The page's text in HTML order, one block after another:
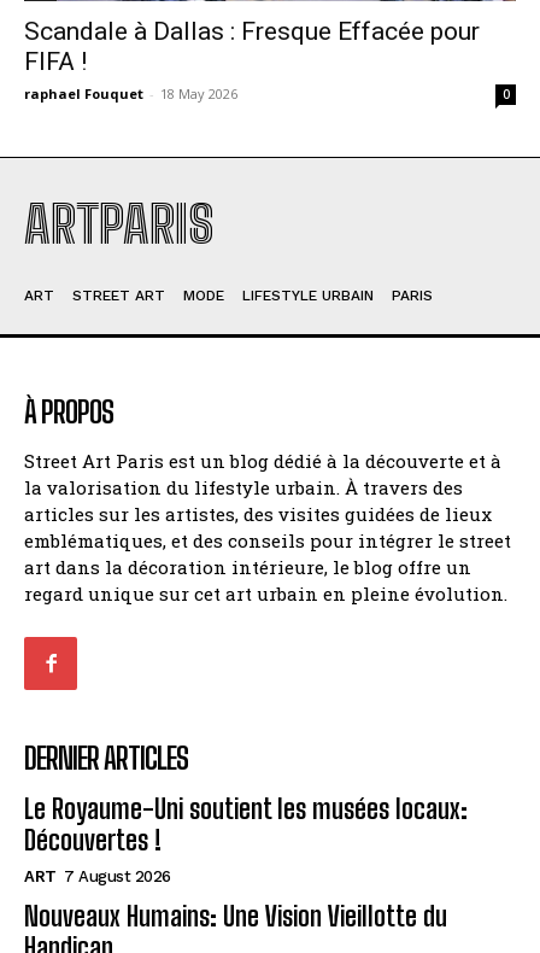
Scandale à Dallas : Fresque Effacée pour
FIFA !
raphael Fouquet - 18 May 2026 0
ARTPARIS
ART STREET ART MODE LIFESTYLE URBAIN PARIS
À PROPOS
Street Art Paris est un blog dédié à la découverte et à
la valorisation du lifestyle urbain. À travers des
articles sur les artistes, des visites guidées de lieux
emblématiques, et des conseils pour intégrer le street
art dans la décoration intérieure, le blog offre un
regard unique sur cet art urbain en pleine évolution.
DERNIER ARTICLES
Le Royaume-Uni soutient les musées locaux:
Découvertes !
ART 7 August 2026
Nouveaux Humains: Une Vision Vieillotte du